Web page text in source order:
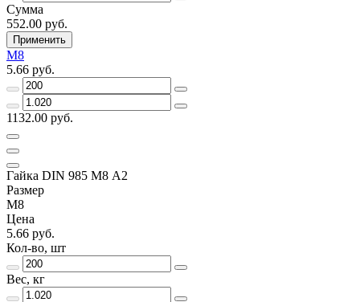
Сумма
552.00 руб.
Применить
М8
5.66 руб.
1132.00 руб.
Гайка DIN 985 М8 А2
Размер
М8
Цена
5.66 руб.
Кол-во, шт
Вес, кг